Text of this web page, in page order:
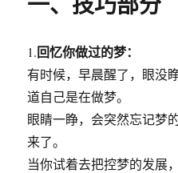
1.回忆你做过的梦：
有时候，早晨醒了，眼没
道自己是在做梦。
眼睛一睁，会突然忘记梦
来了。
当你试着去把控梦的发展